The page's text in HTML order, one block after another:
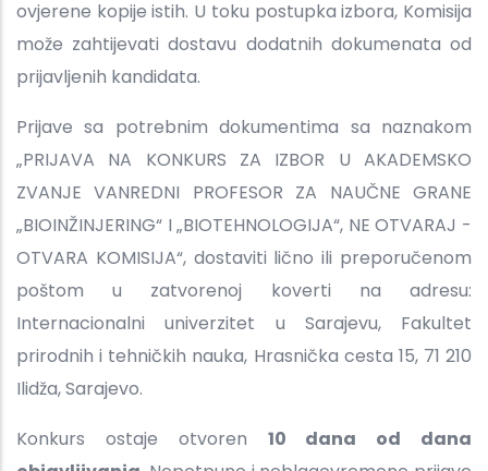
ovjerene kopije istih. U toku postupka izbora, Komisija
može zahtijevati dostavu dodatnih dokumenata od
prijavljenih kandidata.
Prijave sa potrebnim dokumentima sa naznakom
„PRIJAVA NA KONKURS ZA IZBOR U AKADEMSKO
ZVANJE VANREDNI PROFESOR ZA NAUČNE GRANE
„BIOINŽINJERING“ I „BIOTEHNOLOGIJA“, NE OTVARAJ -
OTVARA KOMISIJA“, dostaviti lično ili preporučenom
poštom u zatvorenoj koverti na adresu:
Internacionalni univerzitet u Sarajevu, Fakultet
prirodnih i tehničkih nauka, Hrasnička cesta 15, 71 210
Ilidža, Sarajevo.
Konkurs ostaje otvoren 10 dana od dana